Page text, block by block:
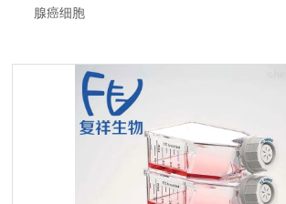
腺癌细胞